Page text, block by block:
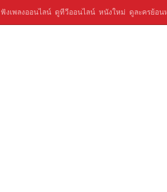
ฟังเพลงออนไลน์ ดูทีวีออนไลน์ หนังใหม่ ดูละครย้อน